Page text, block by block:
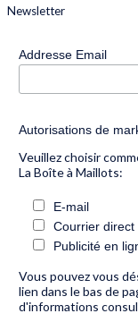
Newsletter
Addresse Email
Autorisations de
Veuillez choisir
La Boîte à Maillots:
E-mail
Courrier direct
Publicité en
Vous pouvez vous
lien dans le bas de
d'informations